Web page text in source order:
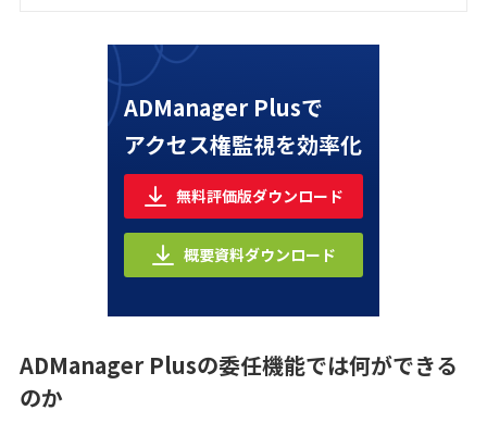
ADManager Plusで
アクセス権監視を効率化
無料評価版ダウンロード
概要資料ダウンロード
ADManager Plusの委任機能では何ができる
のか